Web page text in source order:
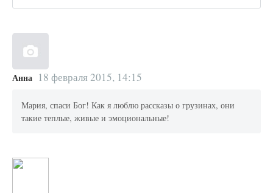
Анна 18 февраля 2015, 14:15
Мария, спаси Бог! Как я люблю рассказы о грузинах, они
такие теплые, живые и эмоциональные!